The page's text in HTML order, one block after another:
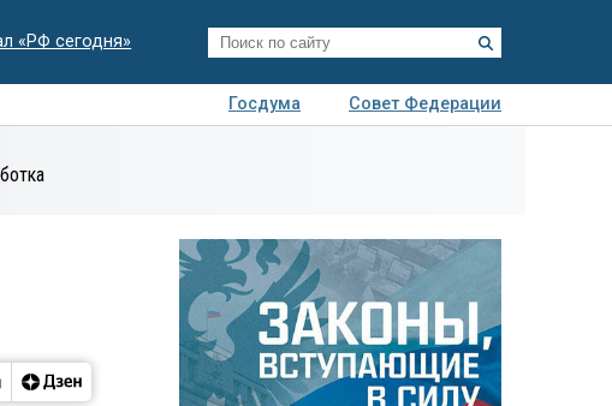
«РФ сегодня»
Госдума
Совет Федерации
экспертиза